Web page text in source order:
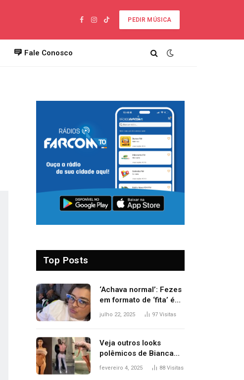
Facebook
Instagram
TikTok
PEDIR MÚSICA
Fale Conosco
Top Posts
‘Achava normal’: Fezes
em formato de ‘fita’ é
um dos alertas para
Gil
julho 22, 2025 97 Visitas
Veja outros looks
polêmicos de Bianca
Censori, esposa de
fevereiro 4, 2025 88 Visitas